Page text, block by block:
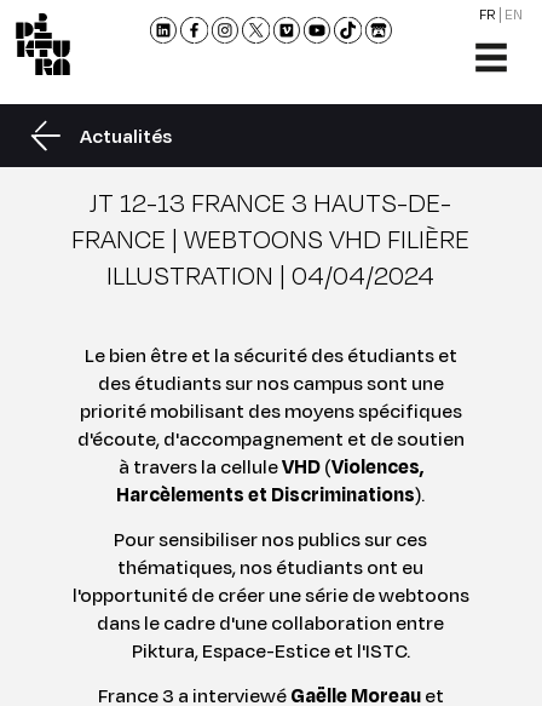
FR EN
Actualités
JT 12-13 FRANCE 3 HAUTS-DE-
FRANCE | WEBTOONS VHD FILIÈRE
ILLUSTRATION | 04/04/2024
Le bien être et la sécurité des étudiants et
des étudiants sur nos campus sont une
priorité mobilisant des moyens spécifiques
d'écoute, d'accompagnement et de soutien
à travers la celluleVHD(Violences,
Harcèlements et Discriminations).
Pour sensibiliser nos publics sur ces
thématiques, nos étudiants ont eu
l'opportunité de créer une série de webtoons
dans le cadre d'une collaboration entre
Piktura, Espace-Estice et l'ISTC.
France 3 a interviewéGaëlle Moreauet